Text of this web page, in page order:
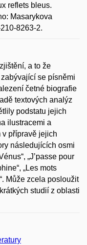
reflets bleus.
Masarykova
8263-2.
a to že
se písněmi
četné biografie
textových analýz
podstatu jejich
ilustracemi a
v přípravě jejich
následujících osmi
„J’passe pour
„Les mots
Může zcela posloužit
studií z oblasti